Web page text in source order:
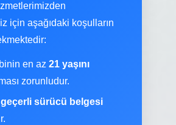
için aşağıdaki koşulların
en az 21 yaşını
zorunludur.
geçerli sürücü belgesi